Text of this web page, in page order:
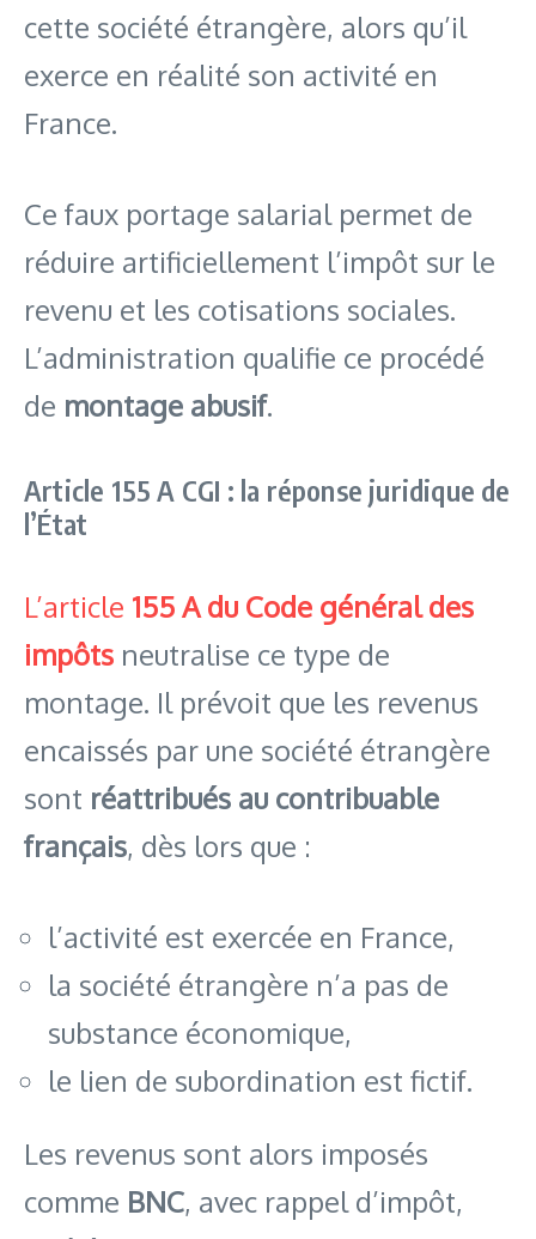
cette société étrangère, alors qu’il
exerce en réalité son activité en
France.
Ce faux portage salarial permet de
réduire artificiellement l’impôt sur le
revenu et les cotisations sociales.
L’administration qualifie ce procédé
de montage abusif.
Article 155 A CGI : la réponse juridique de
l’État
L’article 155 A du Code général des
impôts neutralise ce type de
montage. Il prévoit que les revenus
encaissés par une société étrangère
sont réattribués au contribuable
français, dès lors que :
l’activité est exercée en France,
la société étrangère n’a pas de
substance économique,
le lien de subordination est fictif.
Les revenus sont alors imposés
comme BNC, avec rappel d’impôt,